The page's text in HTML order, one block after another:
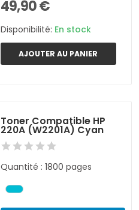
49,90 €
Disponibilité: En stock
AJOUTER AU PANIER
Toner Compatible HP
220A (W2201A) Cyan
Quantité : 1800 pages